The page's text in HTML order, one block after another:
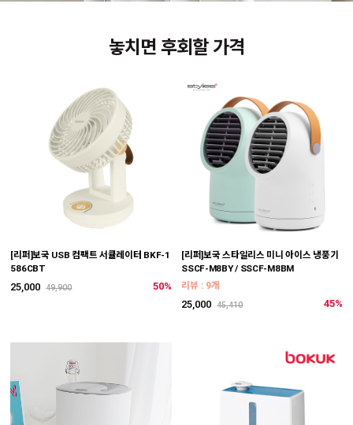
놓치면 후회할 가격
[리퍼]보국 USB 컴팩트 서큘레이터 BKF-1
586CBT
25,000 49,900 50%
[리퍼]보국 스타일리스 미니 아이스 냉풍기
SSCF-M8BY / SSCF-M8BM
리뷰 : 9개
25,000 45,410 45%